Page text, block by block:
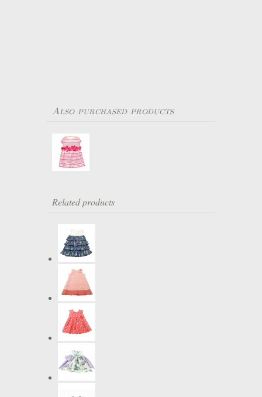
Also purchased products
Related products